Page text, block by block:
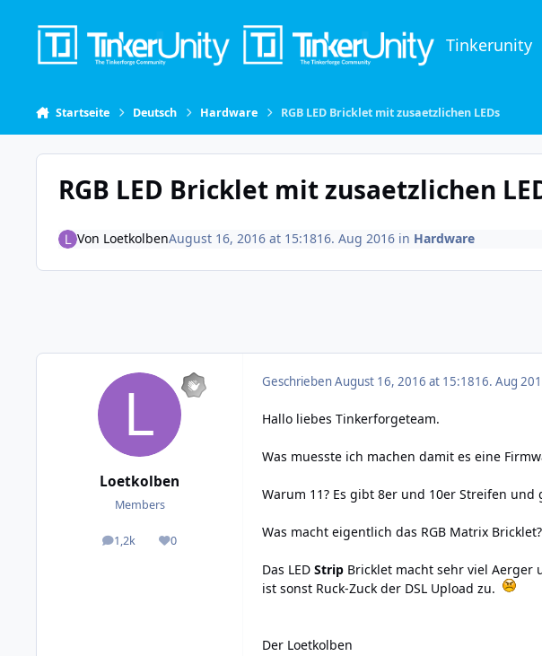
Tinkerunity
Startseite Deutsch Hardware RGB LED Bricklet mit zusaetzlichen LEDs
RGB LED Bricklet mit zusaetzlichen
Von LoetkolbenAugust 16, 2016 at 15:1816. Aug 2016in Hardware
Loetkolben
Members
1,2k
posts 0
Reputation
GeschriebenAugust 16, 2016 at 15:1816. Aug
Hallo liebes Tinkerforgeteam.
Was muesste ich machen damit es eine
Warum 11? Es gibt 8er und 10er Streifen
Was macht eigentlich das RGB Matrix Bricklet?
Das LED Strip Bricklet macht sehr viel Aerger
ist sonst Ruck-Zuck der DSL Upload zu.
Der Loetkolben